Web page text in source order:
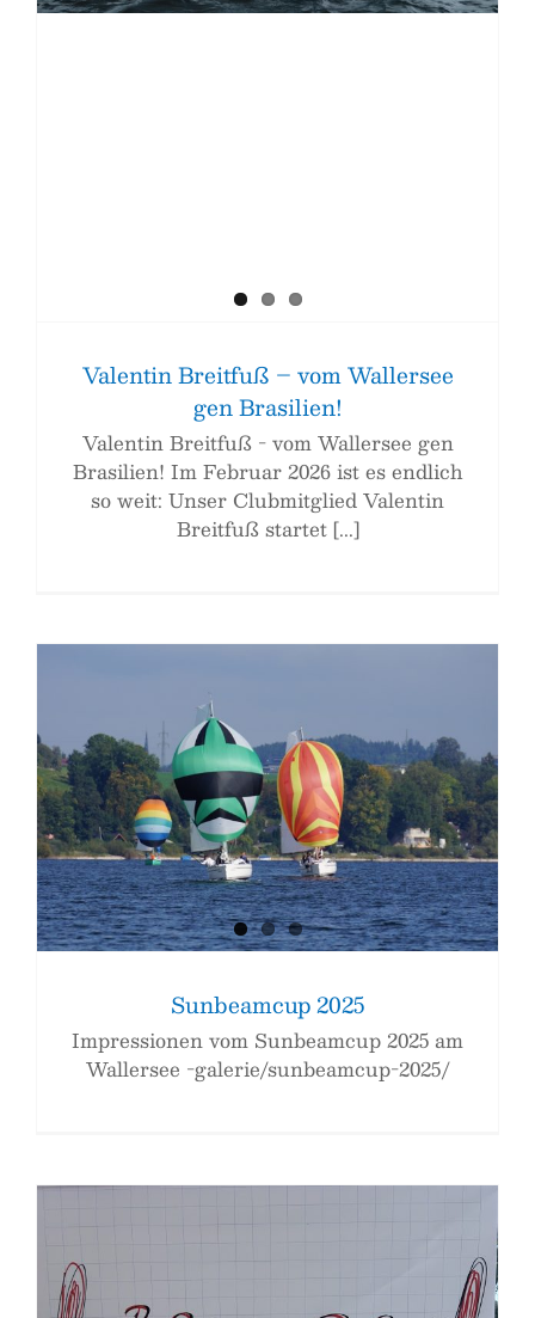
Valentin Breitfuß – vom Wallersee
gen Brasilien!
Valentin Breitfuß - vom Wallersee gen
Brasilien! Im Februar 2026 ist es endlich
so weit: Unser Clubmitglied Valentin
Breitfuß startet [...]
Sunbeamcup 2025
Impressionen vom Sunbeamcup 2025 am
Wallersee -galerie/sunbeamcup-2025/